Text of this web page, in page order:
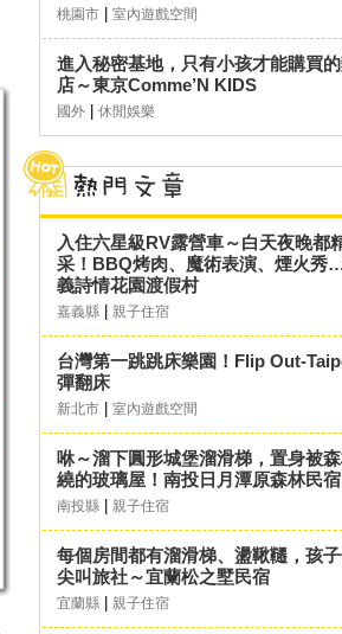
桃園市 室內遊戲空間
進入秘密基地，只有小孩才能購買
店～東京Comme’N KIDS
國外 休閒娛樂
入住六星級RV露營車～白天夜晚都
采！BBQ烤肉、魔術表演、煙火秀
義詩情花園渡假村
嘉義縣 親子住宿
台灣第一跳跳床樂園！Flip Out-
彈翻床
新北市 室內遊戲空間
咻～溜下圓形城堡溜滑梯，置身被
繞的玻璃屋！南投日月潭原森林民宿
南投縣 親子住宿
每個房間都有溜滑梯、盪鞦韆，孩
尖叫旅社～宜蘭松之墅民宿
宜蘭縣 親子住宿